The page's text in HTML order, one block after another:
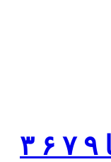
سافت ژل مگا امگا ۹ ۷ ۶ ۳